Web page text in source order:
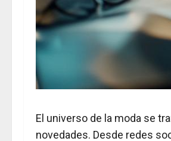
El universo de la moda se
novedades. Desde redes